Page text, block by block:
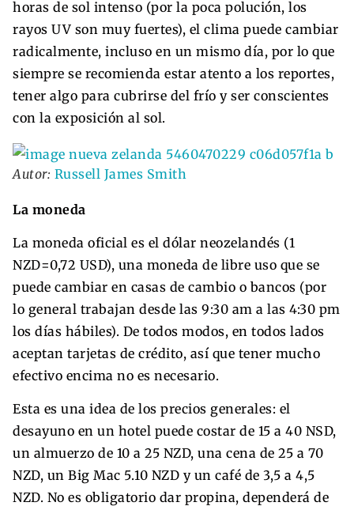
horas de sol intenso (por la poca polución, los
rayos UV son muy fuertes), el clima puede cambiar
radicalmente, incluso en un mismo día, por lo que
siempre se recomienda estar atento a los reportes,
tener algo para cubrirse del frío y ser conscientes
con la exposición al sol.
Autor: Russell James Smith
La moneda
La moneda oficial es el dólar neozelandés (1
NZD=0,72 USD), una moneda de libre uso que se
puede cambiar en casas de cambio o bancos (por
lo general trabajan desde las 9:30 am a las 4:30 pm
los días hábiles). De todos modos, en todos lados
aceptan tarjetas de crédito, así que tener mucho
efectivo encima no es necesario.
Esta es una idea de los precios generales: el
desayuno en un hotel puede costar de 15 a 40 NSD,
un almuerzo de 10 a 25 NZD, una cena de 25 a 70
NZD, un Big Mac 5.10 NZD y un café de 3,5 a 4,5
NZD. No es obligatorio dar propina, dependerá de